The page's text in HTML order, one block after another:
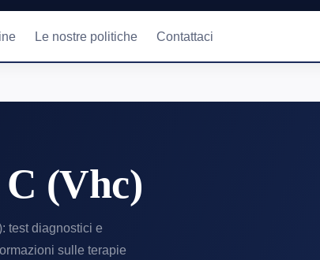
Le nostre politiche Contattaci
(Vhc)
test diagnostici e
sulle terapie